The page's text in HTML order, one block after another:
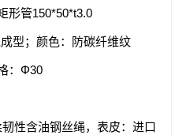
形管150*50*t3.0
型；颜色：防碳纤维纹
格：Φ30
性含油钢丝绳，表皮：进口